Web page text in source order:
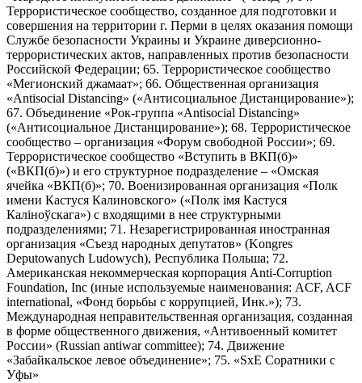
Террористическое сообщество, созданное для подготовки и
совершения на территории г. Перми в целях оказания помощи
Службе безопасности Украины и Украине диверсионно-
террористических актов, направленных против безопасности
Российской Федерации; 65. Террористическое сообщество
«Мегионский джамаат»; 66. Общественная организация
«Antisocial Distancing» («Антисоциальное Дистанцирование»);
67. Объединение «Рок-группа «Antisocial Distancing»
(«Антисоциальное Дистанцирование»); 68. Террористическое
сообщество – организация «Форум свободной России»; 69.
Террористическое сообщество «Вступить в ВКП(б)»
(«ВКП(б)») и его структурное подразделение – «Омская
ячейка «ВКП(б)»; 70. Военизированная организация «Полк
имени Кастуся Калиновского» («Полк iмя Кастуся
Калiноўскага») с входящими в нее структурными
подразделениями; 71. Незарегистрированная иностранная
организация «Съезд народных депутатов» (Kongres
Deputowanych Ludowych), Республика Польша; 72.
Американская некоммерческая корпорация Anti-Corruption
Foundation, Inc (иные используемые наименования: ACF, ACF
international, «Фонд борьбы с коррупцией, Инк.»); 73.
Международная неправительственная организация, созданная
в форме общественного движения, «Антивоенный комитет
России» (Russian antiwar committee); 74. Движение
«Забайкальское левое объединение»; 75. «SxE Соратники с
Уфы»